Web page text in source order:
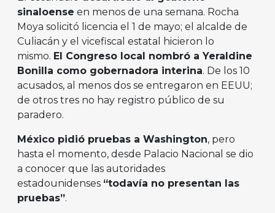
sinaloense en menos de una semana. Rocha
Moya solicitó licencia el 1 de mayo; el alcalde de
Culiacán y el vicefiscal estatal hicieron lo
mismo. El Congreso local nombró a Yeraldine
Bonilla como gobernadora interina. De los 10
acusados, al menos dos se entregaron en EEUU;
de otros tres no hay registro público de su
paradero.
México pidió pruebas a Washington, pero
hasta el momento, desde Palacio Nacional se dio
a conocer que las autoridades
estadounidenses “todavía no presentan las
pruebas”.